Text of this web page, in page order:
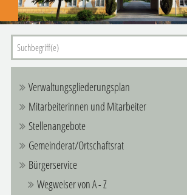
Verwaltungsgliederungsplan
Mitarbeiterinnen und Mitarbeiter
Stellenangebote
Gemeinderat/Ortschaftsrat
Bürgerservice
Wegweiser von A - Z